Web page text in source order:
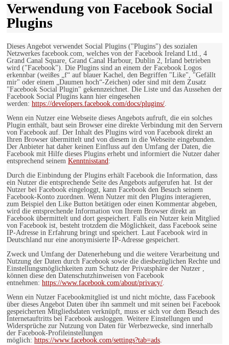
Verwendung von Facebook Social
Plugins
Dieses Angebot verwendet Social Plugins ("Plugins") des sozialen
Netzwerkes facebook.com, welches von der Facebook Ireland Ltd., 4
Grand Canal Square, Grand Canal Harbour, Dublin 2, Irland betrieben
wird ("Facebook"). Die Plugins sind an einem der Facebook Logos
erkennbar (weißes „f“ auf blauer Kachel, den Begriffen "Like", "Gefällt
mir" oder einem „Daumen hoch“-Zeichen) oder sind mit dem Zusatz
"Facebook Social Plugin" gekennzeichnet. Die Liste und das Aussehen der
Facebook Social Plugins kann hier eingesehen
werden: https://developers.facebook.com/docs/plugins/.
Wenn ein Nutzer eine Webseite dieses Angebots aufruft, die ein solches
Plugin enthält, baut sein Browser eine direkte Verbindung mit den Servern
von Facebook auf. Der Inhalt des Plugins wird von Facebook direkt an
Ihren Browser übermittelt und von diesem in die Webseite eingebunden.
Der Anbieter hat daher keinen Einfluss auf den Umfang der Daten, die
Facebook mit Hilfe dieses Plugins erhebt und informiert die Nutzer daher
entsprechend seinem Kenntnisstand:
Durch die Einbindung der Plugins erhält Facebook die Information, dass
ein Nutzer die entsprechende Seite des Angebots aufgerufen hat. Ist der
Nutzer bei Facebook eingeloggt, kann Facebook den Besuch seinem
Facebook-Konto zuordnen. Wenn Nutzer mit den Plugins interagieren,
zum Beispiel den Like Button betätigen oder einen Kommentar abgeben,
wird die entsprechende Information von Ihrem Browser direkt an
Facebook übermittelt und dort gespeichert. Falls ein Nutzer kein Mitglied
von Facebook ist, besteht trotzdem die Möglichkeit, dass Facebook seine
IP-Adresse in Erfahrung bringt und speichert. Laut Facebook wird in
Deutschland nur eine anonymisierte IP-Adresse gespeichert.
Zweck und Umfang der Datenerhebung und die weitere Verarbeitung und
Nutzung der Daten durch Facebook sowie die diesbezüglichen Rechte und
Einstellungsmöglichkeiten zum Schutz der Privatsphäre der Nutzer ,
können diese den Datenschutzhinweisen von Facebook
entnehmen: https://www.facebook.com/about/privacy/.
Wenn ein Nutzer Facebookmitglied ist und nicht möchte, dass Facebook
über dieses Angebot Daten über ihn sammelt und mit seinen bei Facebook
gespeicherten Mitgliedsdaten verknüpft, muss er sich vor dem Besuch des
Internetauftritts bei Facebook ausloggen. Weitere Einstellungen und
Widersprüche zur Nutzung von Daten für Werbezwecke, sind innerhalb
der Facebook-Profileinstellungen
möglich: https://www.facebook.com/settings?tab=ads.